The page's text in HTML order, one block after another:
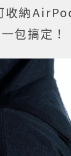
收納
包搞定！